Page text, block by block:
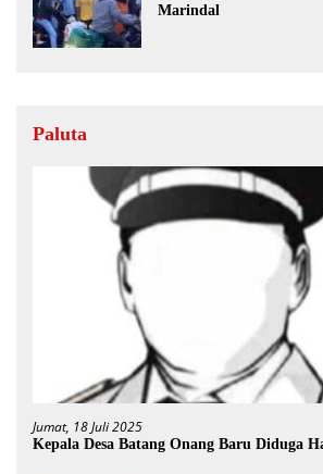
Marindal
Paluta
Jumat, 18 Juli 2025
Kepala Desa Batang Onang Baru Diduga